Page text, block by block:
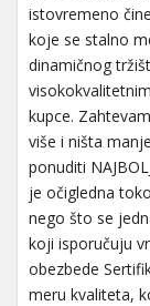
istovremeno
koje se stalno
dinamičnog
kupce.
više i ništa
ponuditi
je očigledna
nego što se
koji isporučuju
obezbede
meru kvaliteta,